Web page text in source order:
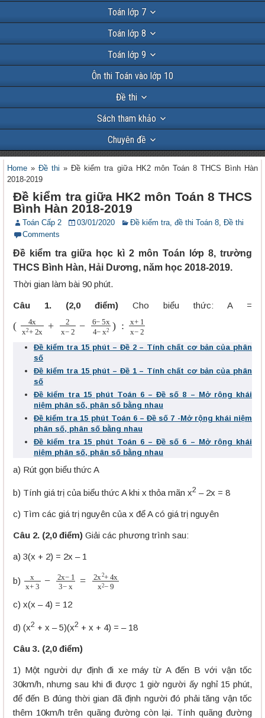
Toán lớp 7
Toán lớp 8
Toán lớp 9
Ôn thi Toán vào lớp 10
Đề thi
Sách tham khảo
Chuyên đề
Home »Đề thi »Đề kiểm tra giữa HK2 môn Toán 8 THCS Bình Hàn
2018-2019
Đề kiểm tra giữa HK2 môn Toán 8 THCS
Bình Hàn 2018-2019
Toán Cấp 2 03/01/2020 Đề kiểm tra, đề thi Toán 8, Đề thi
Comments
Đề kiểm tra giữa học kì 2 môn Toán lớp 8, trường
THCS Bình Hàn, Hải Dương, năm học 2018-2019.
Thời gian làm bài 90 phút.
Câu 1. (2,0 điểm) Cho biểu thức: A =
( x2 2 6−5 x x2 ):
Đề kiểm tra 15 phút – Đề 2 – Tính chất cơ bản của phân
số
Đề kiểm tra 15 phút – Đề 1 – Tính chất cơ bản của phân
số
Đề kiểm tra 15 phút Toán 6 – Đề số 8 – Mở rộng khái
niệm phân số, phân số bằng nhau
Đề kiểm tra 15 phút Toán 6 – Đề số 7 -Mở rộng khái niệm
phân số, phân số bằng nhau
Đề kiểm tra 15 phút Toán 6 – Đề số 6 – Mở rộng khái
niệm phân số, phân số bằng nhau
a) Rút gọn biểu thức A
b) Tính giá trị của biểu thức A khi x thỏa mãn x2 – 2x = 8
c) Tìm các giá trị nguyên của x để A có giá trị nguyên
Câu 2. (2,0 điểm) Giải các phương trình sau:
a) 3(x + 2) = 2x – 1
b) x 2x− 1 =2x2+
c) x(x – 4) = 12
d) (x2 + x – 5)(x2 + x + 4) = – 18
Câu 3. (2,0 điểm)
1) Một người dự định đi xe máy từ A đến B với vận tốc
30km/h, nhưng sau khi đi được 1 giờ người ấy nghỉ 15 phút,
để đến B đúng thời gian đã định người đó phải tăng vận tốc
thêm 10km/h trên quãng đường còn lại. Tính quãng đường